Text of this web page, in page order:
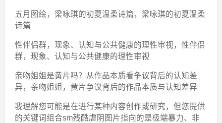
五月图绘，梁咏琪的初夏温柔诗篇，梁咏琪的初夏温柔
诗篇
性伴侣群，现象、认知与公共健康的理性审视，性伴侣
群，现象、认知与公共健康的理性审视
亲吻姐姐是黄片吗？从作品本质看争议背后的认知差
异，亲吻姐姐，黄片争议背后的作品本质与认知差异
我理解您可能是在进行某种内容创作或研究，但您提供
的关键词组合sm残酷虐阴图片指向的是极端暴力、非